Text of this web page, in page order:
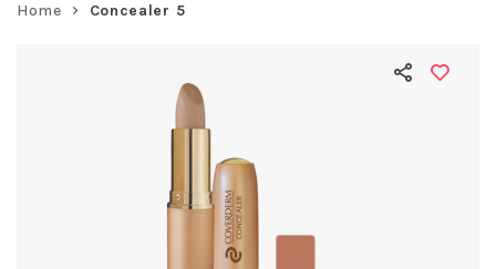
Home Concealer 5